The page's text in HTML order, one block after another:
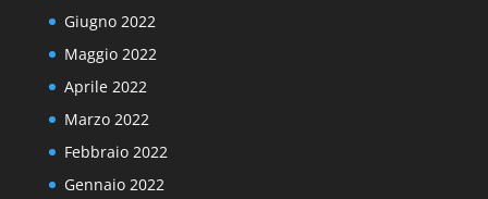
Giugno 2022
Maggio 2022
Aprile 2022
Marzo 2022
Febbraio 2022
Gennaio 2022